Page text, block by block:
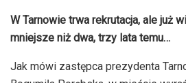
W Tarnowie trwa rekrutacja, ale już
mniejsze niż dwa, trzy lata temu…
Jak mówi zastępca prezydenta